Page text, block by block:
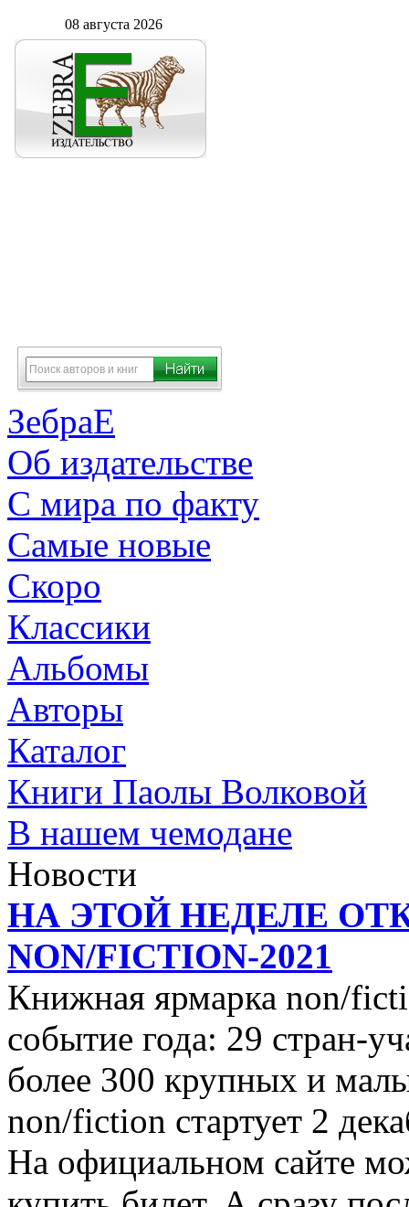
08 августа 2026
ЗебраЕ
Об издательстве
С мира по факту
Самые новые
Скоро
Классики
Альбомы
Авторы
Каталог
Книги Паолы Волковой
В нашем чемодане
Новости
НА ЭТОЙ НЕДЕЛЕ
NON/FICTION-2021
Книжная ярмарка non/
событие года: 29 стран-
более 300 крупных и
non/fiction стартует 2
На официальном сайте